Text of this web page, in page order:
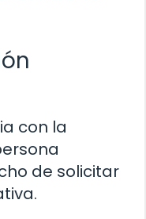
con la
de solicitar